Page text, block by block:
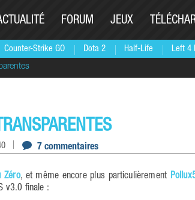
Counter-Strike GO Dota 2 Half-Life Left 4
FORUM JEUX
7 commentaires
Zéro, et même encore plus particulièrement
v3.0 finale :